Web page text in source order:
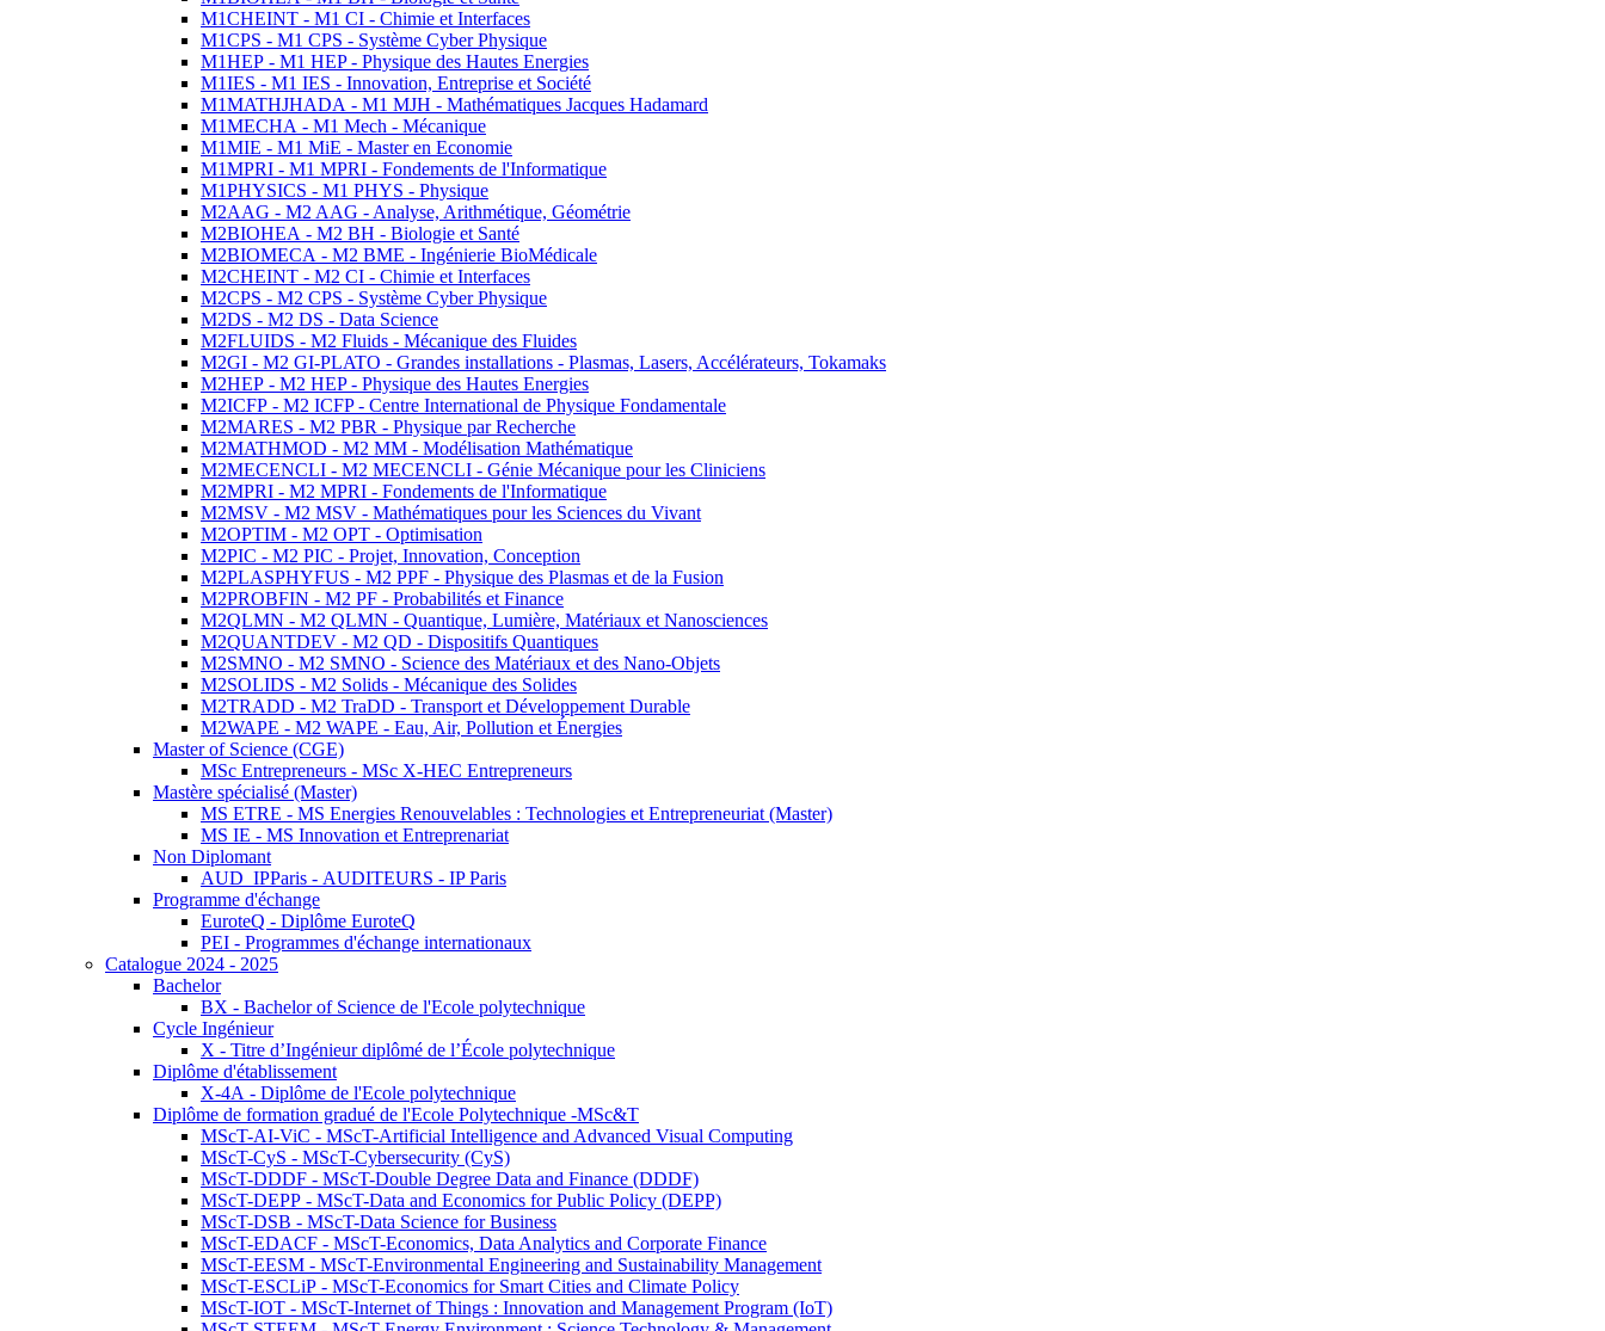
M1CHEINT - M1 CI - Chimie et Interfaces
M1CPS - M1 CPS - Système Cyber Physique
M1HEP - M1 HEP - Physique des Hautes Energies
M1IES - M1 IES - Innovation, Entreprise et Société
M1MATHJHADA - M1 MJH - Mathématiques Jacques Hadamard
M1MECHA - M1 Mech - Mécanique
M1MIE - M1 MiE - Master en Economie
M1MPRI - M1 MPRI - Fondements de l'Informatique
M1PHYSICS - M1 PHYS - Physique
M2AAG - M2 AAG - Analyse, Arithmétique, Géométrie
M2BIOHEA - M2 BH - Biologie et Santé
M2BIOMECA - M2 BME - Ingénierie BioMédicale
M2CHEINT - M2 CI - Chimie et Interfaces
M2CPS - M2 CPS - Système Cyber Physique
M2DS - M2 DS - Data Science
M2FLUIDS - M2 Fluids - Mécanique des Fluides
M2GI - M2 GI-PLATO - Grandes installations - Plasmas, Lasers, Accélérateurs, Tokamaks
M2HEP - M2 HEP - Physique des Hautes Energies
M2ICFP - M2 ICFP - Centre International de Physique Fondamentale
M2MARES - M2 PBR - Physique par Recherche
M2MATHMOD - M2 MM - Modélisation Mathématique
M2MECENCLI - M2 MECENCLI - Génie Mécanique pour les Cliniciens
M2MPRI - M2 MPRI - Fondements de l'Informatique
M2MSV - M2 MSV - Mathématiques pour les Sciences du Vivant
M2OPTIM - M2 OPT - Optimisation
M2PIC - M2 PIC - Projet, Innovation, Conception
M2PLASPHYFUS - M2 PPF - Physique des Plasmas et de la Fusion
M2PROBFIN - M2 PF - Probabilités et Finance
M2QLMN - M2 QLMN - Quantique, Lumière, Matériaux et Nanosciences
M2QUANTDEV - M2 QD - Dispositifs Quantiques
M2SMNO - M2 SMNO - Science des Matériaux et des Nano-Objets
M2SOLIDS - M2 Solids - Mécanique des Solides
M2TRADD - M2 TraDD - Transport et Développement Durable
M2WAPE - M2 WAPE - Eau, Air, Pollution et Énergies
Master of Science (CGE)
MSc Entrepreneurs - MSc X-HEC Entrepreneurs
Mastère spécialisé (Master)
MS ETRE - MS Energies Renouvelables : Technologies et Entrepreneuriat (Master)
MS IE - MS Innovation et Entreprenariat
Non Diplomant
AUD_IPParis - AUDITEURS - IP Paris
Programme d'échange
EuroteQ - Diplôme EuroteQ
PEI - Programmes d'échange internationaux
Catalogue 2024 - 2025
Bachelor
BX - Bachelor of Science de l'Ecole polytechnique
Cycle Ingénieur
X - Titre d’Ingénieur diplômé de l’École polytechnique
Diplôme d'établissement
X-4A - Diplôme de l'Ecole polytechnique
Diplôme de formation gradué de l'Ecole Polytechnique -MSc&T
MScT-AI-ViC - MScT-Artificial Intelligence and Advanced Visual Computing
MScT-CyS - MScT-Cybersecurity (CyS)
MScT-DDDF - MScT-Double Degree Data and Finance (DDDF)
MScT-DEPP - MScT-Data and Economics for Public Policy (DEPP)
MScT-DSB - MScT-Data Science for Business
MScT-EDACF - MScT-Economics, Data Analytics and Corporate Finance
MScT-EESM - MScT-Environmental Engineering and Sustainability Management
MScT-ESCLiP - MScT-Economics for Smart Cities and Climate Policy
MScT-IOT - MScT-Internet of Things : Innovation and Management Program (IoT)